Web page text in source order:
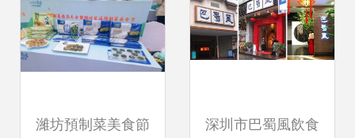
濰坊預制菜美食節 深圳市巴蜀風飲食